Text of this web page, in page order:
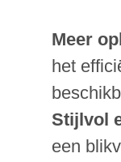
Meer
het
Stijlvol
een